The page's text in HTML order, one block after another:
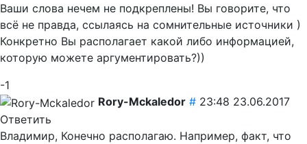
Ваши слова нечем не подкреплены! Вы говорите, что
всё не правда, ссылаясь на сомнительные источники )
Конкретно Вы располагает какой либо информацией,
которую можете аргументировать?))
-1
Rory-Mckaledor # 23:48 23.06.2017
Ответить
Владимир, Конечно располагаю. Например, факт, что